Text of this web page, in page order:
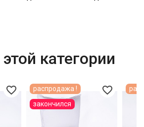
категории
favorite_border favorite_border
распродажа !
закончился